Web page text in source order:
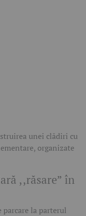
unei clădiri cu
organizate
,,răsare” în
parcare la parterul